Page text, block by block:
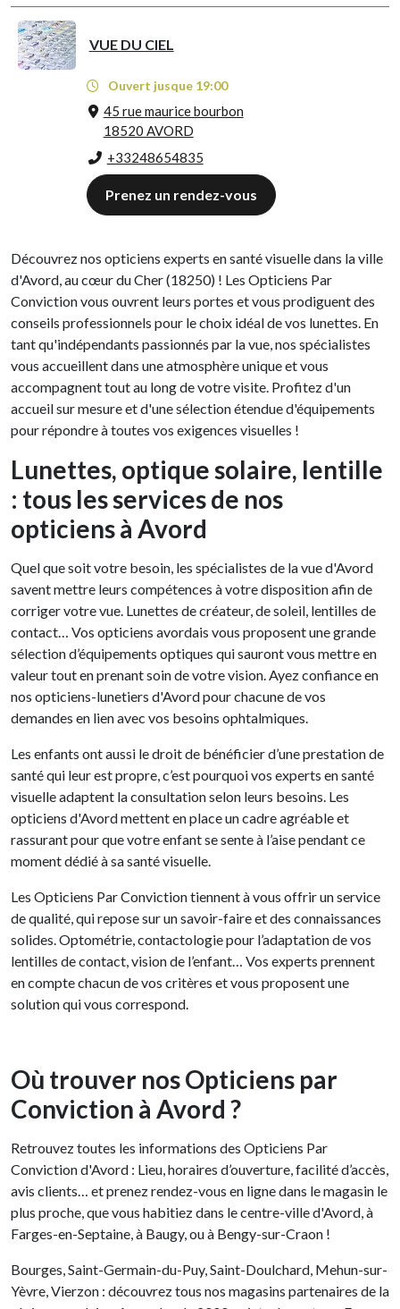
VUE DU CIEL
Ouvert jusque 19:00
45 rue maurice bourbon
18520 AVORD
+33248654835
Prenez un rendez-vous
Découvrez nos opticiens experts en santé visuelle dans la ville
d'Avord, au cœur du Cher (18250) ! Les Opticiens Par
Conviction vous ouvrent leurs portes et vous prodiguent des
conseils professionnels pour le choix idéal de vos lunettes. En
tant qu'indépendants passionnés par la vue, nos spécialistes
vous accueillent dans une atmosphère unique et vous
accompagnent tout au long de votre visite. Profitez d'un
accueil sur mesure et d'une sélection étendue d'équipements
pour répondre à toutes vos exigences visuelles !
Lunettes, optique solaire, lentille
: tous les services de nos
opticiens à Avord
Quel que soit votre besoin, les spécialistes de la vue d'Avord
savent mettre leurs compétences à votre disposition afin de
corriger votre vue. Lunettes de créateur, de soleil, lentilles de
contact… Vos opticiens avordais vous proposent une grande
sélection d’équipements optiques qui sauront vous mettre en
valeur tout en prenant soin de votre vision. Ayez confiance en
nos opticiens-lunetiers d'Avord pour chacune de vos
demandes en lien avec vos besoins ophtalmiques.
Les enfants ont aussi le droit de bénéficier d’une prestation de
santé qui leur est propre, c’est pourquoi vos experts en santé
visuelle adaptent la consultation selon leurs besoins. Les
opticiens d'Avord mettent en place un cadre agréable et
rassurant pour que votre enfant se sente à l’aise pendant ce
moment dédié à sa santé visuelle.
Les Opticiens Par Conviction tiennent à vous offrir un service
de qualité, qui repose sur un savoir-faire et des connaissances
solides. Optométrie, contactologie pour l’adaptation de vos
lentilles de contact, vision de l’enfant… Vos experts prennent
en compte chacun de vos critères et vous proposent une
solution qui vous correspond.
Où trouver nos Opticiens par
Conviction à Avord ?
Retrouvez toutes les informations des Opticiens Par
Conviction d'Avord : Lieu, horaires d’ouverture, facilité d’accès,
avis clients… et prenez rendez-vous en ligne dans le magasin le
plus proche, que vous habitiez dans le centre-ville d'Avord, à
Farges-en-Septaine, à Baugy, ou à Bengy-sur-Craon !
Bourges, Saint-Germain-du-Puy, Saint-Doulchard, Mehun-sur-
Yèvre, Vierzon : découvrez tous nos magasins partenaires de la